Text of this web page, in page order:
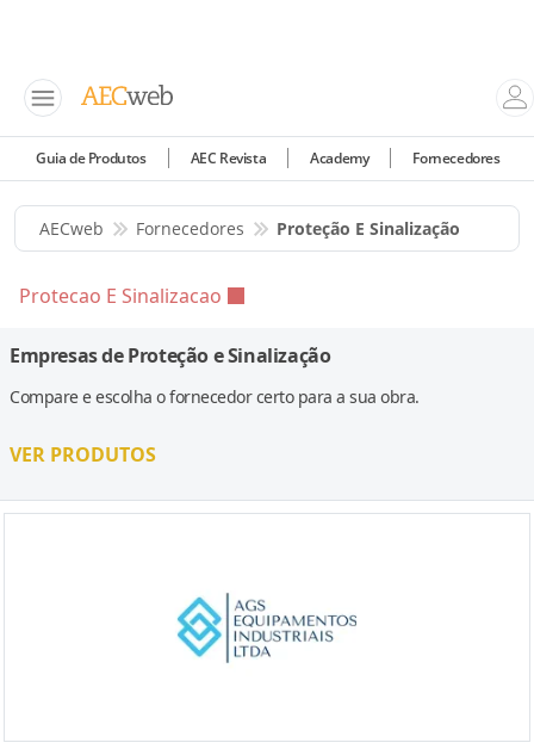
Guia de Produtos AEC Revista Academy Fornecedores
AECweb Fornecedores Proteção E Sinalização
Protecao E Sinalizacao
Empresas de Proteção e Sinalização
Compare e escolha o fornecedor certo para a sua obra.
VER PRODUTOS